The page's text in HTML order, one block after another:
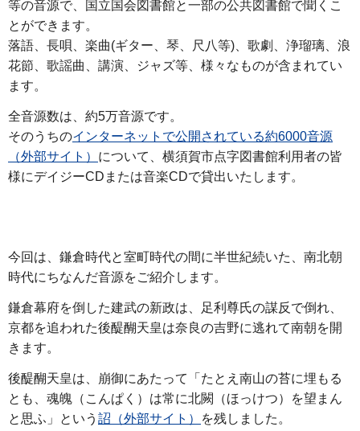
等の音源で、国立国会図書館と一部の公共図書館で聞くこ
とができます。
落語、長唄、楽曲(ギター、琴、尺八等)、歌劇、浄瑠璃、浪
花節、歌謡曲、講演、ジャズ等、様々なものが含まれてい
ます。
全音源数は、約5万音源です。
そのうちのインターネットで公開されている約6000音源
（外部サイト） について、横須賀市点字図書館利用者の皆
様にデイジーCDまたは音楽CDで貸出いたします。
今回は、鎌倉時代と室町時代の間に半世紀続いた、南北朝
時代にちなんだ音源をご紹介します。
鎌倉幕府を倒した建武の新政は、足利尊氏の謀反で倒れ、
京都を追われた後醍醐天皇は奈良の吉野に逃れて南朝を開
きます。
後醍醐天皇は、崩御にあたって「たとえ南山の苔に埋もる
とも、魂魄（こんぱく）は常に北闕（ほっけつ）を望まん
と思ふ」という 詔（外部サイト）
を残しました。